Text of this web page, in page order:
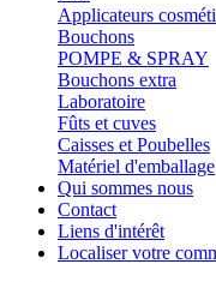
Applicateurs
Bouchons
POMPE & SPRAY
Bouchons extra
Laboratoire
Fûts et cuves
Caisses et Poubelles
Matériel d'emballage
Qui sommes nous
Contact
Liens d'intérêt
Localiser votre